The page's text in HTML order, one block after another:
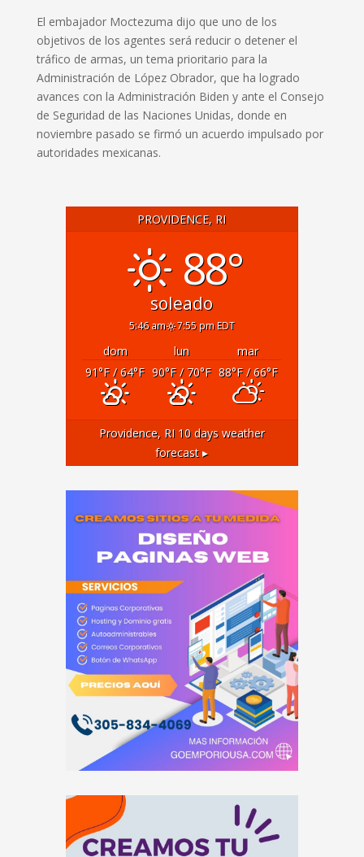
El embajador Moctezuma dijo que uno de los
objetivos de los agentes será reducir o detener el
tráfico de armas, un tema prioritario para la
Administración de López Obrador, que ha logrado
avances con la Administración Biden y ante el Consejo
de Seguridad de las Naciones Unidas, donde en
noviembre pasado se firmó un acuerdo impulsado por
autoridades mexicanas.
PROVIDENCE, RI
88°
soleado
5:46 am 7:55 pm EDT
dom lun
mar
91°F/ 64°F 90°F/ 70°F 88°F/ 66°F
Providence, RI10 days weather
forecast ▸